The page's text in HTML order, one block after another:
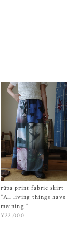
rūpa print fabric skirt
"All living things have
meaning "
¥22,000